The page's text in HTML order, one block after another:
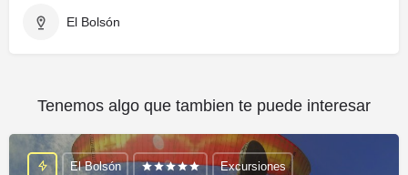
El Bolsón
Tenemos algo que tambien te puede interesar
El Bolsón Excursiones